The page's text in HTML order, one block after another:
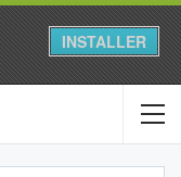
INSTALLER